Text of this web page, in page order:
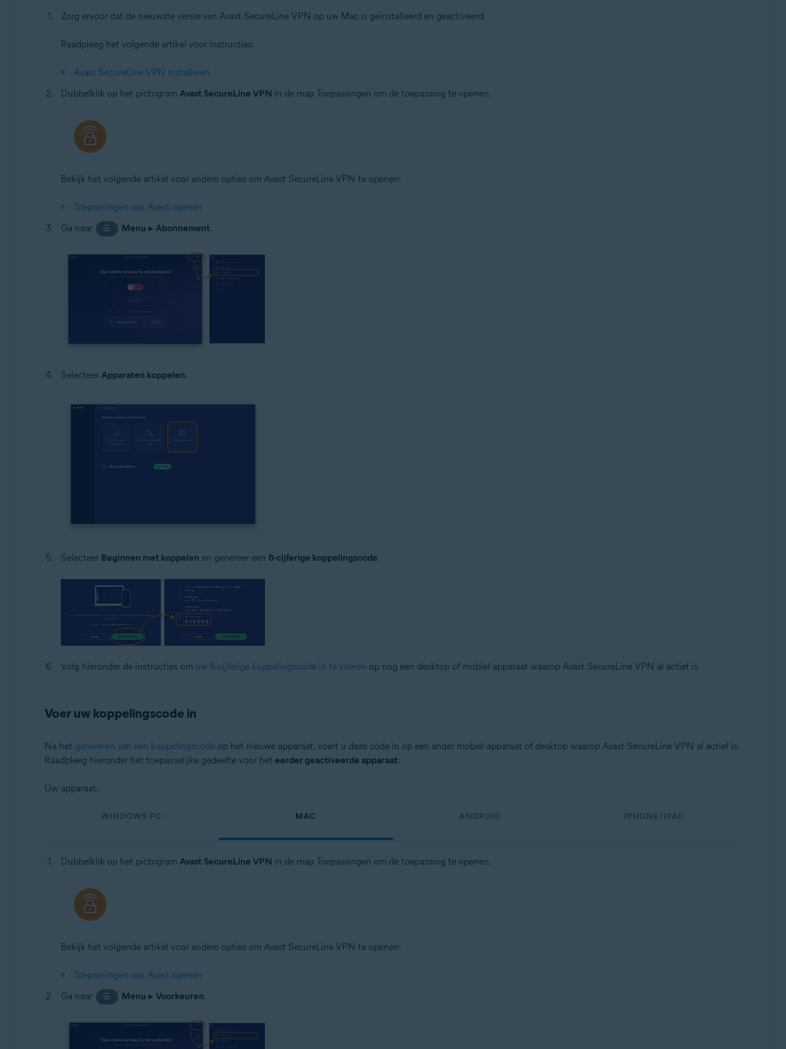
Apple iOS 14.0 of nieuwer
Zorg ervoor dat de nieuwste versie van Avast SecureLine VPN op uw Mac is geïnstalleerd en geactiveerd.
Raadpleeg het volgende artikel voor instructies:
Avast SecureLine VPN installeren
Dubbelklik op het pictogram Avast SecureLine VPN in de map Toepassingen om de toepassing te openen.
Bekijk het volgende artikel voor andere opties om Avast SecureLine VPN te openen:
Toepassingen van Avast openen
Ga naar
☰ Menu ▸Abonnement.
Selecteer Apparaten koppelen.
Selecteer Beginnen met koppelen en genereer een 6-cijferige koppelingscode.
Volg hieronder de instructies om uw 6-cijferige koppelingscode in te voeren op nog een desktop of mobiel apparaat waarop Avast SecureLine VPN al actief is.
Voer uw koppelingscode in
Na het genereren van een koppelingscodeop het nieuwe apparaat, voert u deze code in op een ander mobiel apparaat of desktop waarop Avast SecureLine VPN al actief is.
Raadpleeg hieronder het toepasselijke gedeelte voor het eerder geactiveerde apparaat:
Uw apparaat:
WINDOWS PC MAC ANDROID IPHONE/IPAD
Dubbelklik op het pictogram Avast SecureLine VPN in de map Toepassingen om de toepassing te openen.
Bekijk het volgende artikel voor andere opties om Avast SecureLine VPN te openen:
Toepassingen van Avast openen
Ga naar
☰ Menu ▸Voorkeuren.